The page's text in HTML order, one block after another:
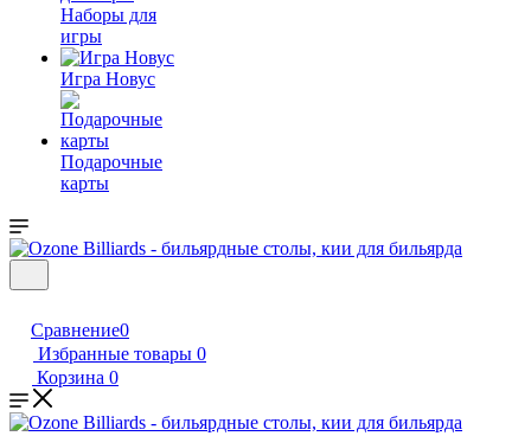
Наборы для
игры
Игра Новус
Подарочные
карты
Сравнение0
Избранные товары 0
Корзина 0